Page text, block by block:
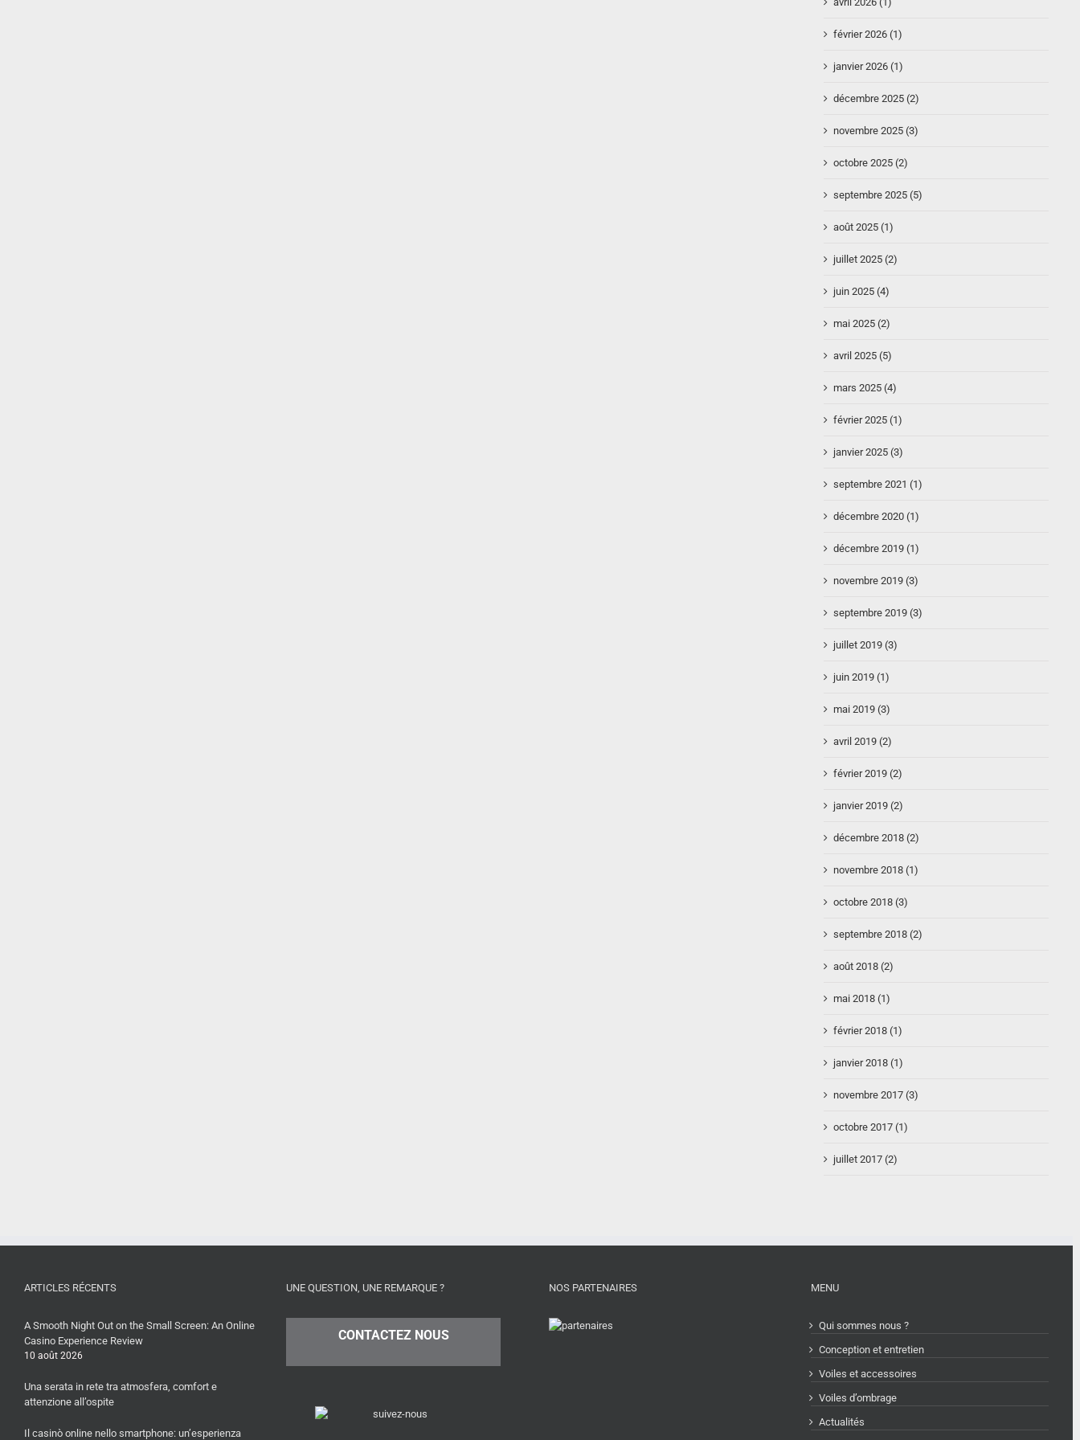
février 2026 (1)
janvier 2026 (1)
décembre 2025 (2)
novembre 2025 (3)
octobre 2025 (2)
septembre 2025 (5)
août 2025 (1)
juillet 2025 (2)
juin 2025 (4)
mai 2025 (2)
avril 2025 (5)
mars 2025 (4)
février 2025 (1)
janvier 2025 (3)
septembre 2021 (1)
décembre 2020 (1)
décembre 2019 (1)
novembre 2019 (3)
septembre 2019 (3)
juillet 2019 (3)
juin 2019 (1)
mai 2019 (3)
avril 2019 (2)
février 2019 (2)
janvier 2019 (2)
décembre 2018 (2)
novembre 2018 (1)
octobre 2018 (3)
septembre 2018 (2)
août 2018 (2)
mai 2018 (1)
février 2018 (1)
janvier 2018 (1)
novembre 2017 (3)
octobre 2017 (1)
juillet 2017 (2)
ARTICLES RÉCENTS
A Smooth Night Out on the Small Screen: An Online
Casino Experience Review
10 août 2026
Una serata in rete tra atmosfera, comfort e
attenzione all’ospite
Il casinò online nello smartphone: un’esperienza
UNE QUESTION, UNE REMARQUE ?
CONTACTEZ NOUS
NOS PARTENAIRES MENU
Qui sommes nous ?
Conception et entretien
Voiles et accessoires
Voiles d’ombrage
Actualités